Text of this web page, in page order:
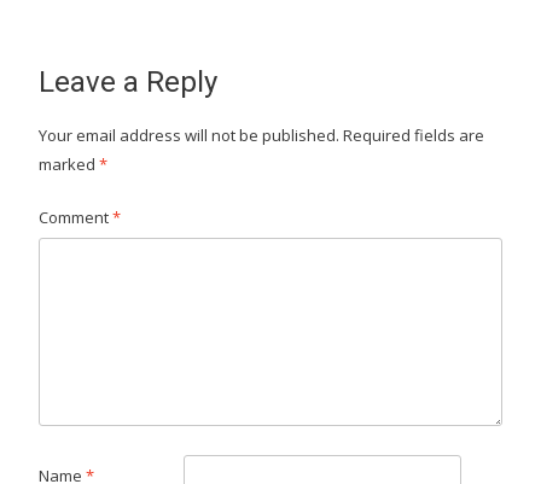
Leave a Reply
Your email address will not be published. Required fields are
marked *
Comment*
Name *